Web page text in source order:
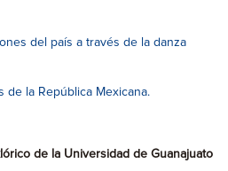
del país a través de la danza
la República Mexicana.
de la Universidad de Guanajuato